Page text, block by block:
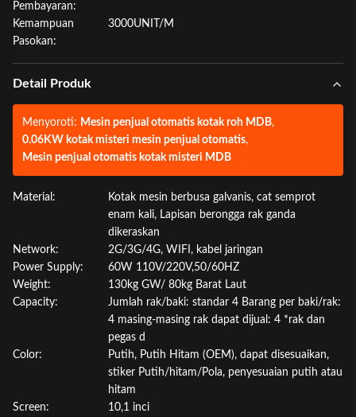
Pembayaran:
Kemampuan
Pasokan:
3000UNIT/M
Detail Produk
Menyoroti: Mesin penjual otomatis kotak roh MDB,
0.06KW kotak misteri mesin penjual otomatis,
Mesin penjual otomatis kotak misteri MDB
Material:
Kotak mesin berbusa galvanis, cat semprot
enam kali, Lapisan berongga rak ganda
dikeraskan
Network:
2G/3G/4G, WIFI, kabel jaringan
Power Supply:
60W 110V/220V,50/60HZ
Weight:
130kg GW/ 80kg Barat Laut
Capacity:
Jumlah rak/baki: standar 4 Barang per baki/rak:
4 masing-masing rak dapat dijual: 4 *rak dan
pegas d
Color:
Putih, Putih Hitam (OEM), dapat disesuaikan,
stiker Putih/hitam/Pola, penyesuaian putih atau
hitam
Screen:
10,1 inci